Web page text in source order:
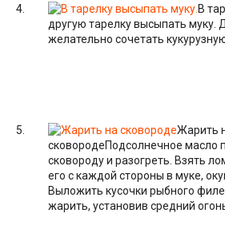
В
другую тарелку высыпать муку.
желательно сочетать
Жарить
сковородеПодсолнечное масло
сковороду и разогреть. Взять
его с каждой стороны в муке,
Выложить кусочки рыбного
жарить, установив средний